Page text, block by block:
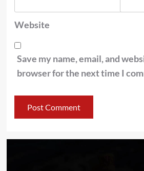
Website
Save my name, email, and
browser for the next time I